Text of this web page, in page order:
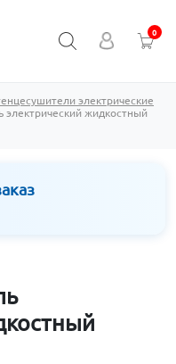
0
электрические
жидкостный